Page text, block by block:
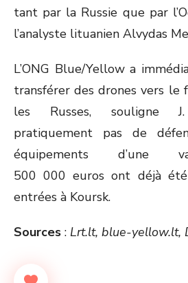
tant par la Russie que par
l’analyste lituanien Alvydas
L’ONG Blue/Yellow a
transférer des drones vers le
les Russes, souligne
pratiquement pas de
équipements d’une
500 000 euros ont déjà
entrées à Koursk.
Sources : Lrt.lt, blue-yellow.lt,